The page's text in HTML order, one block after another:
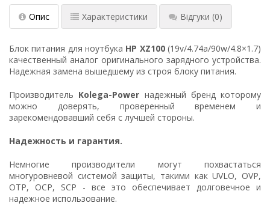
Опис Характеристики Відгуки (0)
Блок питания для ноутбука HP XZ100(19v/4.74a/90w/4.8×1.7)
качественный аналог оригинального зарядного устройства.
Надежная замена вышедшему из строя блоку питания.
Производитель Kolega-Power надежный бренд которому
можно доверять, проверенный временем и
зарекомендовавший себя с лучшей стороны.
Надежность и гарантия.
Немногие производители могут похвастаться
многуровневой системой защиты, такими как UVLO, OVP,
OTP, OCP, SCP - все это обеспечивает долговечное и
надежное использование.